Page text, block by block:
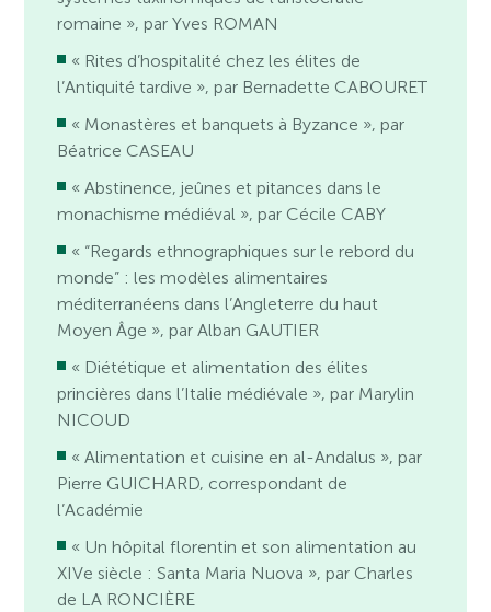
romaine », par Yves ROMAN
« Rites d’hospitalité chez les élites de
l’Antiquité tardive », par Bernadette CABOURET
« Monastères et banquets à Byzance », par
Béatrice CASEAU
« Abstinence, jeûnes et pitances dans le
monachisme médiéval », par Cécile CABY
« “Regards ethnographiques sur le rebord du
monde” : les modèles alimentaires
méditerranéens dans l’Angleterre du haut
Moyen Âge », par Alban GAUTIER
« Diététique et alimentation des élites
princières dans l’Italie médiévale », par Marylin
NICOUD
« Alimentation et cuisine en al-Andalus », par
Pierre GUICHARD, correspondant de
l’Académie
« Un hôpital florentin et son alimentation au
XIVe siècle : Santa Maria Nuova », par Charles
de LA RONCIÈRE